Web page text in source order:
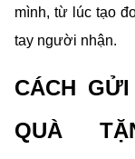
mình, từ lúc tạo
tay người nhận.
CÁCH
QUÀ